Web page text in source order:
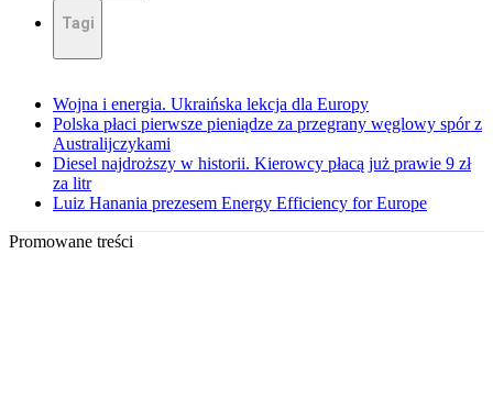
Tagi
Wojna i energia. Ukraińska lekcja dla Europy
Polska płaci pierwsze pieniądze za przegrany węglowy spór z
Australijczykami
Diesel najdroższy w historii. Kierowcy płacą już prawie 9 zł
za litr
Luiz Hanania prezesem Energy Efficiency for Europe
Promowane treści